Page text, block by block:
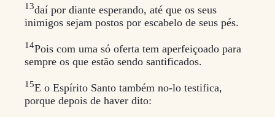
13daí por diante esperando, até que os seus
inimigos sejam postos por escabelo de seus pés.
14Pois com uma só oferta tem aperfeiçoado para
sempre os que estão sendo santificados.
15E o Espírito Santo também no-lo testifica,
porque depois de haver dito: